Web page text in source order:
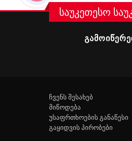
საუკეთესო
ჩვენს შესახებ
მიწოდება
უსაფრთხოების განაწესი
გაყიდვის პირობები